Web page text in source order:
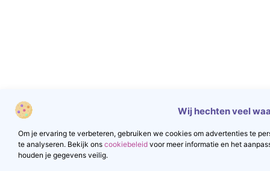
Wij hechten veel
Om je ervaring te verbeteren, gebruiken we cookies om advertenties te
te analyseren. Bekijk ons cookiebeleid voor meer informatie en het
houden je gegevens veilig.